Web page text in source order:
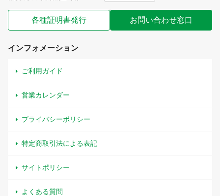
各種証明書発行 お問い合わせ窓口
インフォメーション
ご利用ガイド
営業カレンダー
プライバシーポリシー
特定商取引法による表記
サイトポリシー
よくある質問